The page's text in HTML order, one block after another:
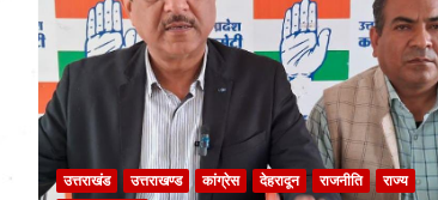
उत्तराखंड उत्तराखण्ड कांग्रेस देहरादून राजनीति
राज्य